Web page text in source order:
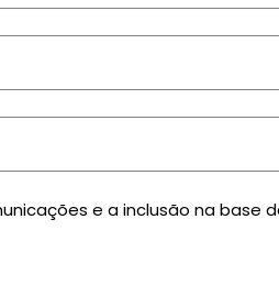
e a inclusão na base